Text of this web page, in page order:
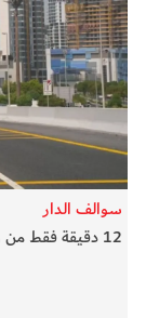
سوالف الدار
12 دقيقة فقط من رأس الخور إلى "الخيل" في دبي